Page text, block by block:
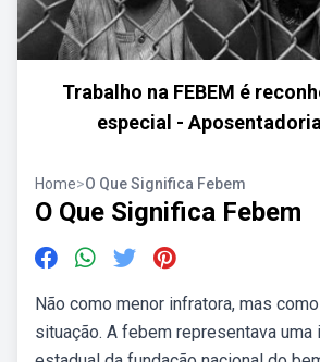
Trabalho na FEBEM é
especial -
Home>O Que Significa Febem
O Que Significa Febem
Não como menor infratora, mas
situação. A febem representava uma